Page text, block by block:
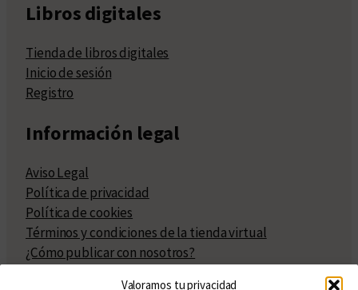
Valoramos tu privacidad
Libros digitales
Tienda de libros digitales
Inicio de sesión
Registro
Información legal
Aviso Legal
Política de privacidad
Política de cookies
Términos y condiciones de la tienda virtual
¿Cómo publicar con nosotros?